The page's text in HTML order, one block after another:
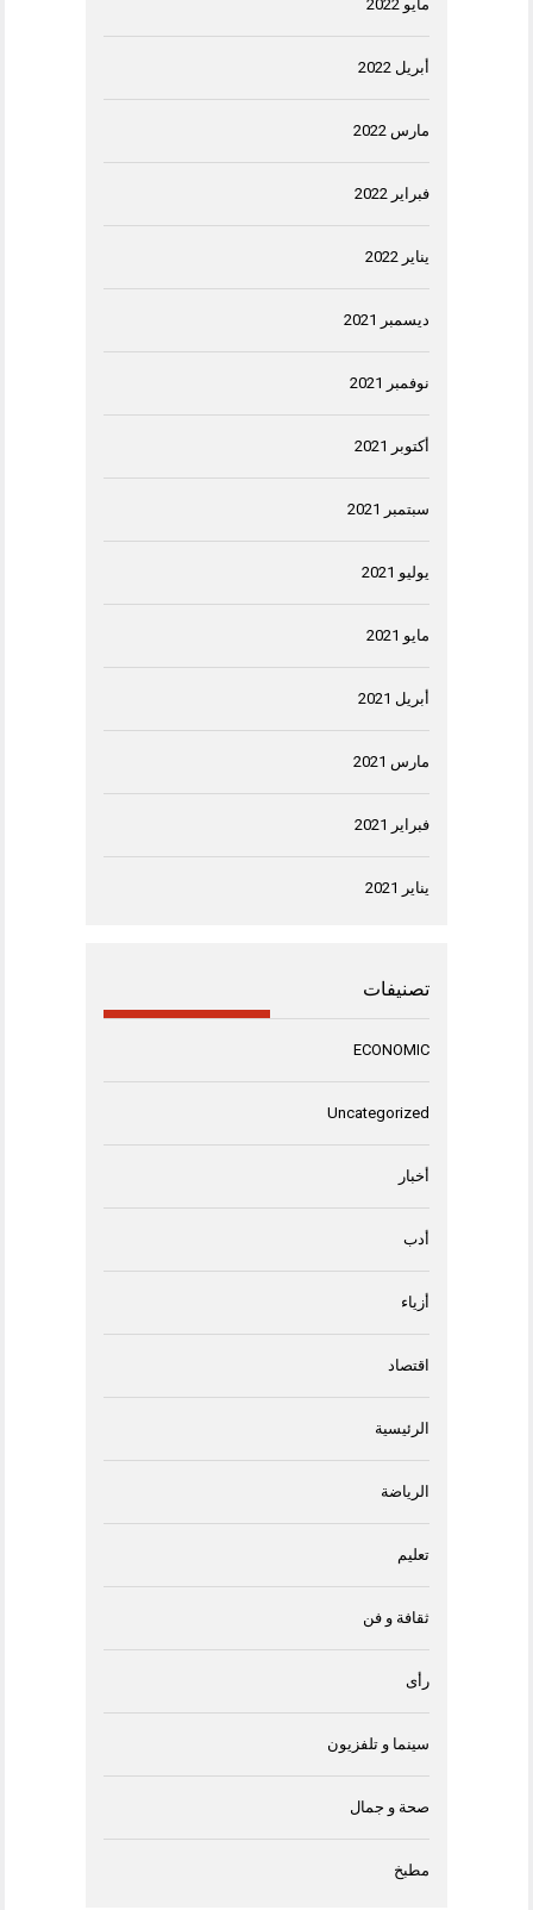
مايو 2022
أبريل 2022
مارس 2022
فبراير 2022
يناير 2022
ديسمبر 2021
نوفمبر 2021
أكتوبر 2021
سبتمبر 2021
يوليو 2021
مايو 2021
أبريل 2021
مارس 2021
فبراير 2021
يناير 2021
تصنيفات
ECONOMIC
Uncategorized
أخبار
أدب
أزياء
اقتصاد
الرئيسية
الرياضة
تعليم
ثقافة و فن
رأى
سينما و تلفزيون
صحة و جمال
مطبخ